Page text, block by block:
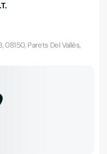
08150, Parets Del Vallès,